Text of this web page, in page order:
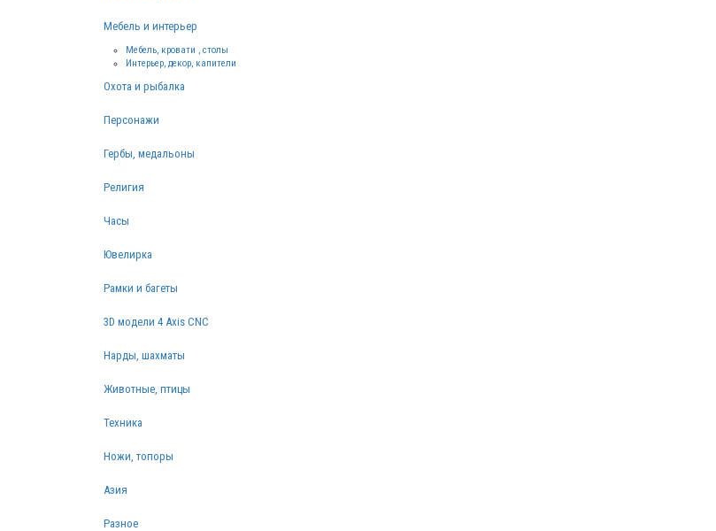
Мебель и интерьер
Мебель, кровати , столы
Интерьер, декор, капители
Охота и рыбалка
Персонажи
Гербы, медальоны
Религия
Часы
Ювелирка
Рамки и багеты
3D модели 4 Axis CNC
Нарды, шахматы
Животные, птицы
Техника
Ножи, топоры
Азия
Разное